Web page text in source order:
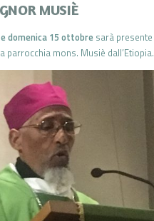
MUSIÈ
domenica 15 ottobre sarà presente
parrocchia mons. Musiè dall’Etiopia.